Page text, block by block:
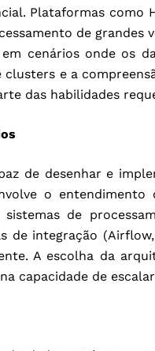
Plataformas como
de grandes
cenários onde os
clusters e a
das habilidades
de desenhar e
o entendimento
de
de integração
A escolha da
capacidade de